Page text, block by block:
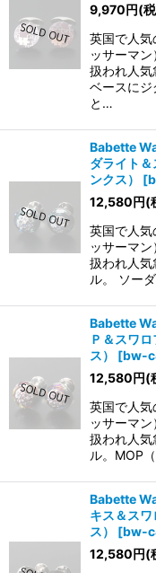
9,970円(
英国で人
ッサーマ
扱われ人気
ベースにジ
と…
Babette
ダライト
ンクス）
[
12,580円(
英国で人
ッサーマ
扱われ人気
ル。 ソー
Babette
Ｐ＆スワ
ス）
[bw-
12,580円(
英国で人
ッサーマ
扱われ人気
ル。MOP
Babette
キス＆ス
ス）
[bw-
12,580円(